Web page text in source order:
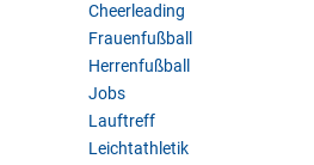
Cheerleading
Frauenfußball
Herrenfußball
Jobs
Lauftreff
Leichtathletik